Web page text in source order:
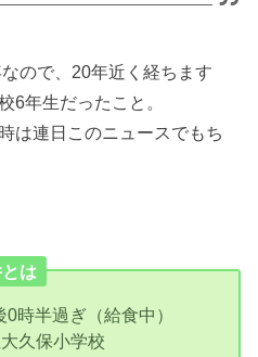
ので、20年近く経ちます
6年生だったこと。
は連日このニュースでもち
は
時半過ぎ（給食中）
久保小学校